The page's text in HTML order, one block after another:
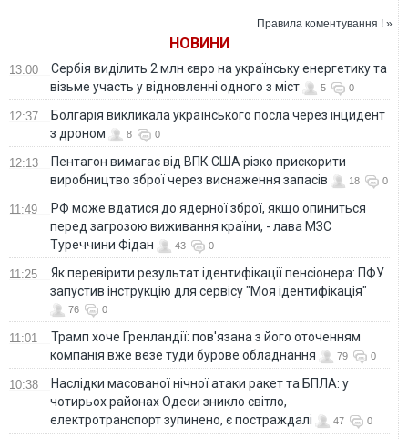
Правила коментування ! »
НОВИНИ
13:00
Сербія виділить 2 млн євро на українську енергетику та
візьме участь у відновленні одного з міст
5 0
12:37
Болгарія викликала українського посла через інцидент
з дроном
8 0
12:13
Пентагон вимагає від ВПК США різко прискорити
виробництво зброї через виснаження запасів
18 0
11:49
РФ може вдатися до ядерної зброї, якщо опиниться
перед загрозою виживання країни, - лава МЗС
Туреччини Фідан
43 0
11:25
Як перевірити результат ідентифікації пенсіонера: ПФУ
запустив інструкцію для сервісу "Моя ідентифікація"
76 0
11:01
Трамп хоче Гренландії: пов'язана з його оточенням
компанія вже везе туди бурове обладнання
79 0
10:38
Наслідки масованої нічної атаки ракет та БПЛА: у
чотирьох районах Одеси зникло світло,
електротранспорт зупинено, є постраждалі
47 0